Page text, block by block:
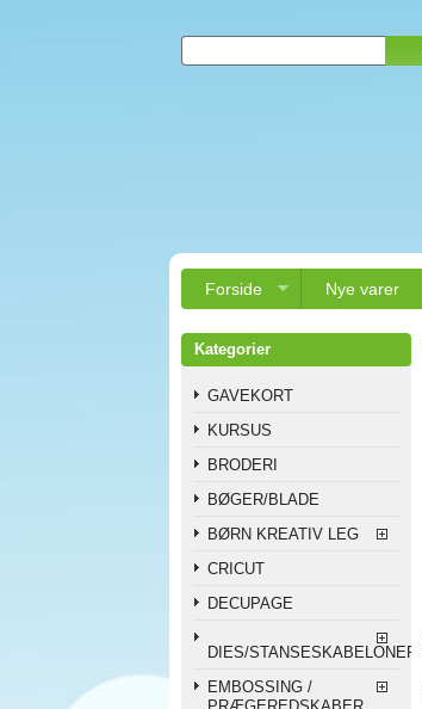
Forside Nye varer
Kategorier
GAVEKORT
KURSUS
BRODERI
BØGER/BLADE
BØRN KREATIV LEG
CRICUT
DECUPAGE
DIES/STANSESKABELONER
EMBOSSING /